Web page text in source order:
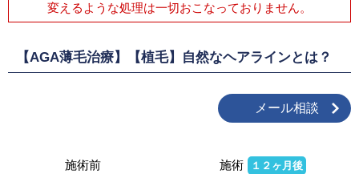
変えるような処理は一切おこなっておりません。
【AGA薄毛治療】【植毛】自然なヘアラインとは？
メール相談
施術前 施術 １２ヶ月後